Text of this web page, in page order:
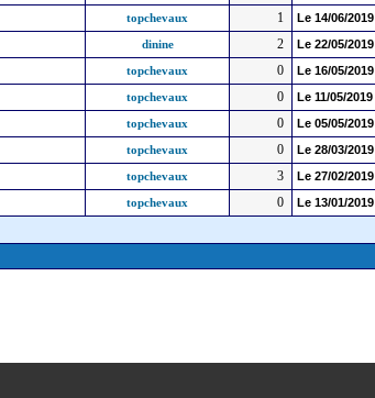
topchevaux 1 Le 14/06/2019
dinine 2 Le 22/05/2019
topchevaux 0 Le 16/05/2019
topchevaux 0 Le 11/05/2019
topchevaux 0 Le 05/05/2019
topchevaux 0 Le 28/03/2019
topchevaux 3 Le 27/02/2019
topchevaux 0 Le 13/01/2019